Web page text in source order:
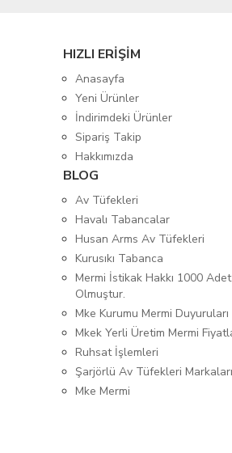
HIZLI ERİŞİM
Anasayfa
Yeni Ürünler
İndirimdeki Ürünler
Sipariş Takip
Hakkımızda
BLOG
Av Tüfekleri
Havalı Tabancalar
Husan Arms Av Tüfekleri
Kurusıkı Tabanca
Mermi İstikak Hakkı 1000 Adet
Olmuştur.
Mke Kurumu Mermi
Mkek Yerli Üretim Mermi
Ruhsat İşlemleri
Şarjörlü Av Tüfekleri Markaları
Mke Mermi